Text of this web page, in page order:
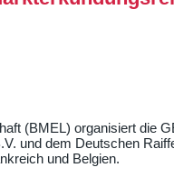
(BMEL) organisiert die
und dem Deutschen
und Belgien.